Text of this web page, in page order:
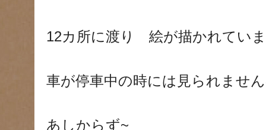
12カ所に渡り 絵が描かれてい
車が停車中の時には見られませ
あしからず~